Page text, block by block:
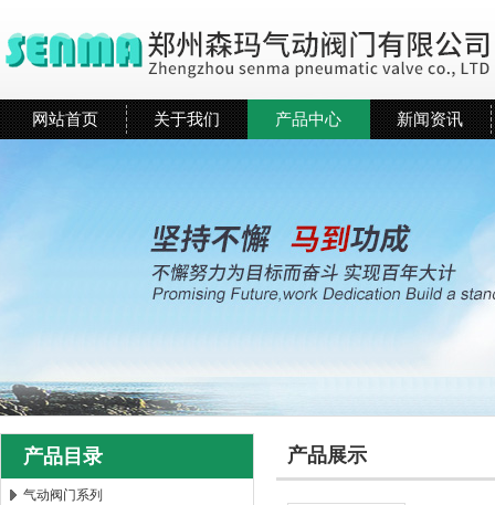
网站首页 关于我们 产品中心 新闻资讯
产品目录
气动阀门系列
产品展示